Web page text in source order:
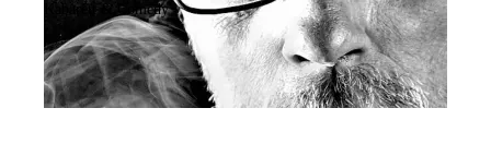
Kabarett & Comedy